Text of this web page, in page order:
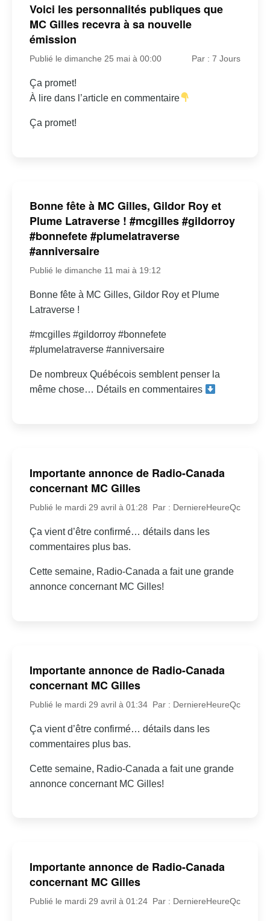
Voici les personnalités publiques que
MC Gilles recevra à sa nouvelle
émission
Publié le dimanche 25 mai à 00:00 Par : 7 Jours
Ça promet!
À lire dans l’article en commentaire
Ça promet!
Bonne fête à MC Gilles, Gildor Roy et
Plume Latraverse ! #mcgilles #gildorroy
#bonnefete #plumelatraverse
#anniversaire
Publié le dimanche 11 mai à 19:12
Bonne fête à MC Gilles, Gildor Roy et Plume
Latraverse !
#mcgilles #gildorroy #bonnefete
#plumelatraverse #anniversaire
De nombreux Québécois semblent penser la
même chose… Détails en commentaires
Importante annonce de Radio-Canada
concernant MC Gilles
Publié le mardi 29 avril à 01:28 Par : DerniereHeureQc
Ça vient d’être confirmé… détails dans les
commentaires plus bas.
Cette semaine, Radio-Canada a fait une grande
annonce concernant MC Gilles!
Importante annonce de Radio-Canada
concernant MC Gilles
Publié le mardi 29 avril à 01:34 Par : DerniereHeureQc
Ça vient d’être confirmé… détails dans les
commentaires plus bas.
Cette semaine, Radio-Canada a fait une grande
annonce concernant MC Gilles!
Importante annonce de Radio-Canada
concernant MC Gilles
Publié le mardi 29 avril à 01:24 Par : DerniereHeureQc